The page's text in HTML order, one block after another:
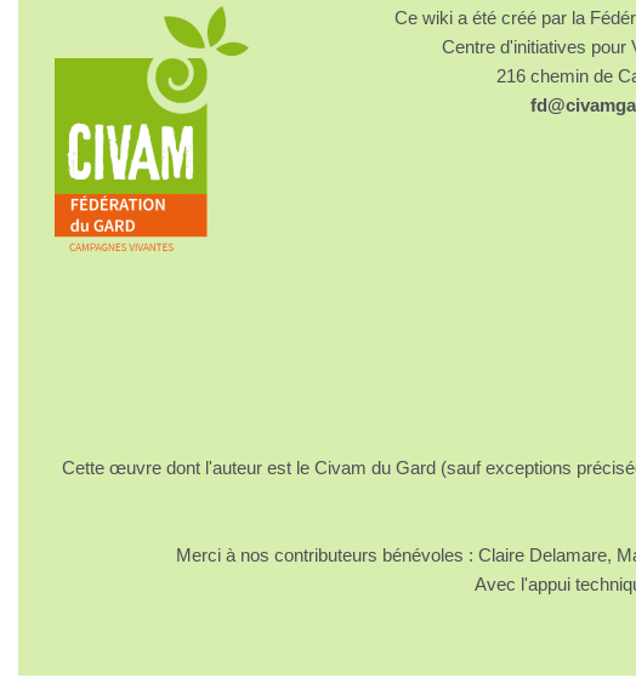
Ce wiki a été créé par la
Centre d'initiatives pour
216 chemin de
Cette œuvre dont l'auteur est le Civam du Gard (sauf exceptions
Merci à nos contributeurs bénévoles : Claire Delamare,
Avec l'appui